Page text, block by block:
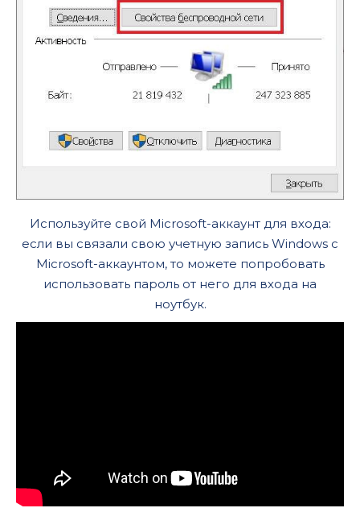
Используйте свой Microsoft-аккаунт для входа:
если вы связали свою учетную запись Windows с
Microsoft-аккаунтом, то можете попробовать
использовать пароль от него для входа на
ноутбук.